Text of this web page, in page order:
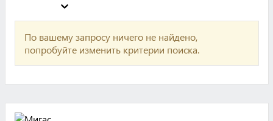
По вашему запросу ничего не найдено,
попробуйте изменить критерии поиска.